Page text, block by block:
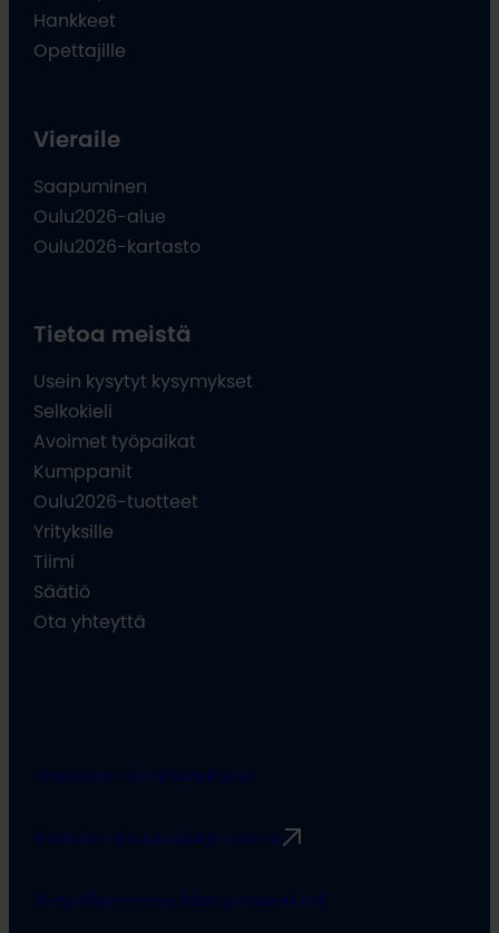
Hankkeet
Opettajille
Vieraile
Saapuminen
Oulu2026-alue
Oulu2026-kartasto
Tietoa meistä
Usein kysytyt kysymykset
Selkokieli
Avoimet työpaikat
Kumppanit
Oulu2026-tuotteet
Yrityksille
Tiimi
Säätiö
Ota yhteyttä
Projektien viestintäohjeet
Rimbert-avustusjärjestelmä
Turvallisemman tilan periaatteet